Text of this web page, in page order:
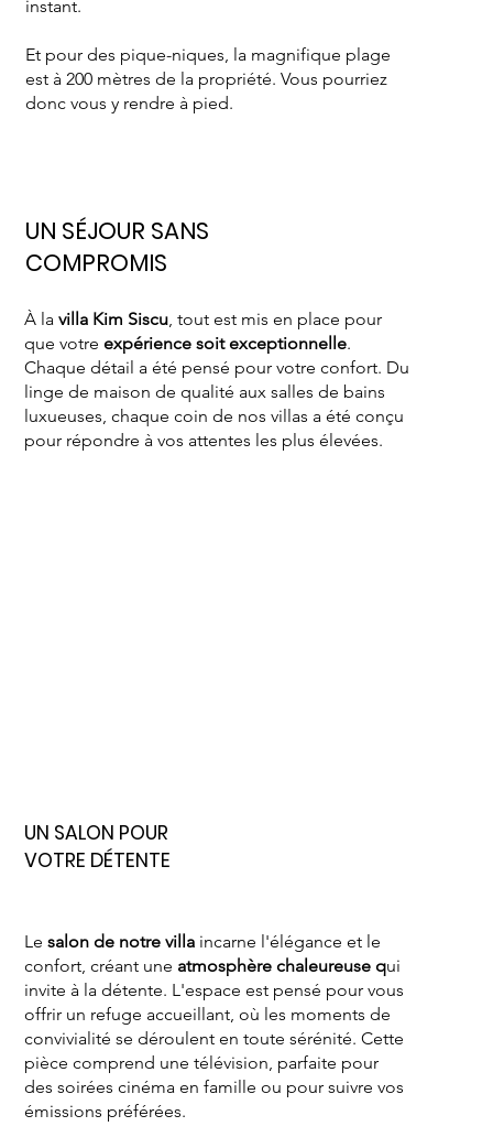
UN SÉJOUR SANS
COMPROMIS
À la villa Kim Siscu, tout est mis en place pour
que votre expérience soit exceptionnelle.
Chaque détail a été pensé pour votre confort. Du
linge de maison de qualité aux salles de bains
luxueuses, chaque coin de nos villas a été conçu
pour répondre à vos attentes les plus élevées.
instant.
Et pour des pique-niques, la magnifique plage
est à 200 mètres de la propriété. Vous pourriez
donc vous y rendre à pied.
UN SALON POUR
VOTRE DÉTENTE
Lesalon de notre villa incarne l'élégance et le
confort, créant une atmosphère chaleureuse qui
invite à la détente. L'espace est pensé pour vous
offrir un refuge accueillant, où les moments de
convivialité se déroulent en toute sérénité. Cette
pièce comprend une télévision, parfaite pour
des soirées cinéma en famille ou pour suivre vos
émissions préférées.